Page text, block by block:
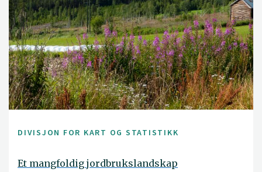
DIVISJON FOR KART OG STATISTIKK
Et mangfoldig jordbrukslandskap